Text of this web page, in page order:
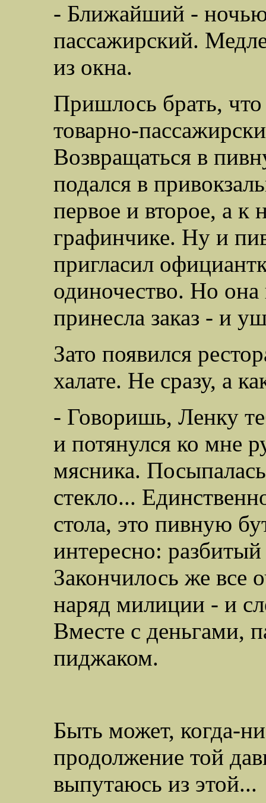
- Ближайший -
пассажирский.
из окна.
Пришлось брать,
товарно-
Возвращаться в
подался в
первое и второе, а к
графинчике. Ну и
пригласил
одиночество. Но
принесла заказ - и
Зато появился
халате. Не сразу, а
- Говоришь, Ленку
и потянулся ко мне
мясника.
стекло...
стола, это пивную
интересно:
Закончилось же все
наряд милиции - и
Вместе с деньгами,
пиджаком.
Быть может, когда-
продолжение той
выпутаюсь из этой...